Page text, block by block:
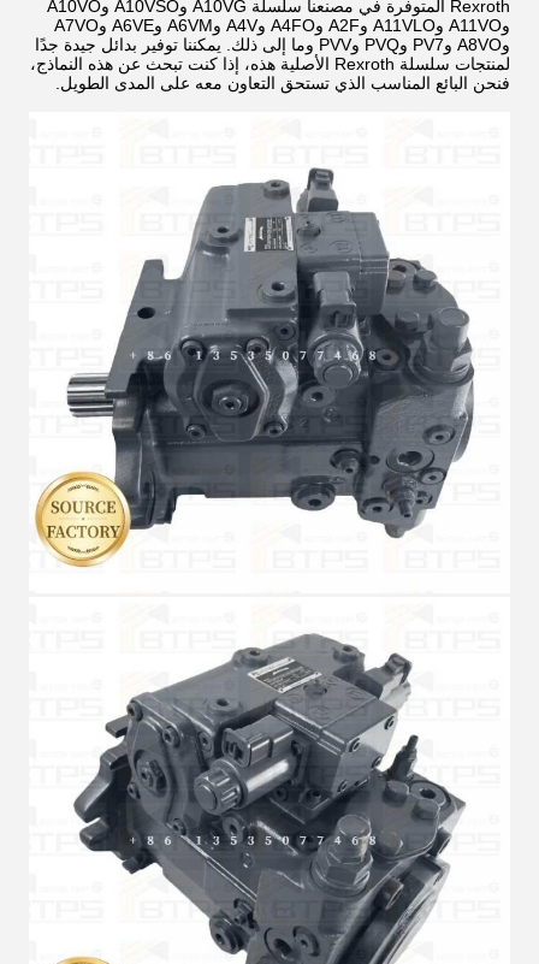
Rexroth المتوفرة في مصنعنا سلسلة A10VG وA10VSO وA10VO
وA11VO وA11VLO وA2F وA4FO وA4V وA6VM وA6VE وA7VO
وA8VO وPV7 وPVQ وPVV وما إلى ذلك. يمكننا توفير بدائل جيدة جدًا
لمنتجات سلسلة Rexroth الأصلية هذه، إذا كنت تبحث عن هذه النماذج،
فنحن البائع المناسب الذي تستحق التعاون معه على المدى الطويل.